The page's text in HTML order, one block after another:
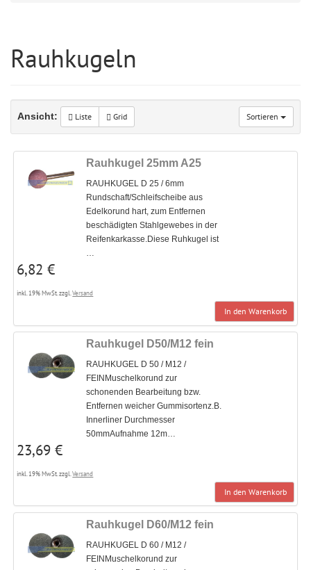
Rauhkugeln
Ansicht: Liste Grid Sortieren
Rauhkugel 25mm A25
RAUHKUGEL D 25 / 6mm
Rundschaft/Schleifscheibe aus
Edelkorund hart, zum Entfernen
beschädigten Stahlgewebes in der
Reifenkarkasse.Diese Ruhkugel ist
…
6,82 €
inkl. 19% MwSt. zzgl.Versand
In den Warenkorb
Rauhkugel D50/M12 fein
RAUHKUGEL D 50 / M12 /
FEINMuschelkorund zur
schonenden Bearbeitung bzw.
Entfernen weicher Gummisortenz.B.
Innerliner Durchmesser
50mmAufnahme 12m…
23,69 €
inkl. 19% MwSt. zzgl.Versand
In den Warenkorb
Rauhkugel D60/M12 fein
RAUHKUGEL D 60 / M12 /
FEINMuschelkorund zur